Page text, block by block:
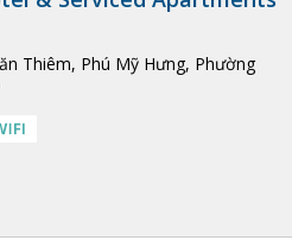
Thiêm, Phú Mỹ Hưng, Phường